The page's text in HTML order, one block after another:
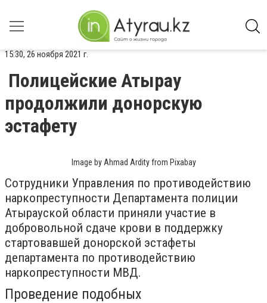
15:30, 26 ноября 2021 г.
Полицейские Атырау
продолжили донорскую
эстафету
Image by Ahmad Ardity from Pixabay
Сотрудники Управления по противодействию
наркопреступности Департамента полиции
Атырауской области приняли участие в
добровольной сдаче крови в поддержку
стартовавшей донорской эстафеты
департамента по противодействию
наркопреступности МВД.
Проведение подобных